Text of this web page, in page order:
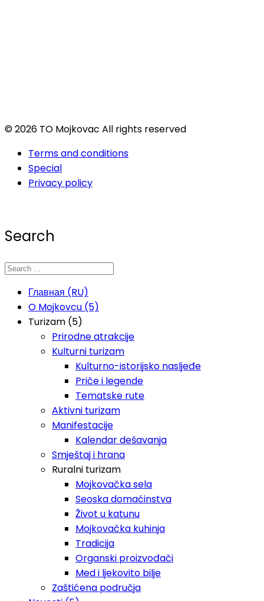
© 2026 TO Mojkovac All rights reserved
Terms and conditions
Special
Privacy policy
Search
Главная (RU)
O Mojkovcu (5)
Turizam (5)
Prirodne atrakcije
Kulturni turizam
Kulturno-istorijsko nasljeđe
Priče i legende
Tematske rute
Aktivni turizam
Manifestacije
Kalendar dešavanja
Smještaj i hrana
Ruralni turizam
Mojkovačka sela
Seoska domaćinstva
Život u katunu
Mojkovačka kuhinja
Tradicija
Organski proizvođači
Med i ljekovito bilje
Zaštićena područja